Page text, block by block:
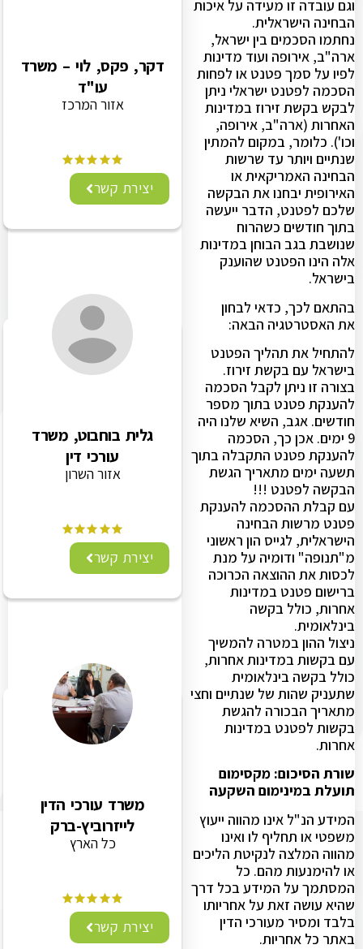
וגם עובדה זו מעידה על איכות
הבחינה הישראלית.
נחתמו הסכמים בין ישראל,
ארה"ב, אירופה ועוד מדינות
לפיו על סמך פטנט או לפחות
הסכמה לפטנט ישראלי ניתן
לבקש בקשת זירוז במדינות
האחרות (ארה"ב, אירופה,
וכו'). כלומר, במקום להמתין
שנתיים ויותר עד שרשות
הבחינה האמריקאית או
האירופית יבחנו את הבקשה
שלכם לפטנט, הדבר ייעשה
בתוך חודשים כשהרוח
שנושבת בגב הבוחן במדינות
אלה הינו הפטנט שהוענק
בישראל.
בהתאם לכך, כדאי לבחון
את האסטרטגיה הבאה:
להתחיל את תהליך הפטנט
בישראל עם בקשת זירוז.
בצורה זו ניתן לקבל הסכמה
להענקת פטנט בתוך מספר
חודשים. אגב, השיא שלנו היה
9 ימים. אכן כך, הסכמה
להענקת פטנט התקבלה בתוך
תשעה ימים מתאריך הגשת
הבקשה לפטנט !!!
עם קבלת ההסכמה להענקת
פטנט מרשות הבחינה
הישראלית, לגייס הון ראשוני
מ"תנופה" ודומיה על מנת
לכסות את ההוצאה הכרוכה
ברישום פטנט במדינות
אחרות, כולל בקשה
בינלאומית.
ניצול ההון במטרה להמשיך
עם בקשות במדינות אחרות,
כולל בקשה בינלאומית
שתעניק שהות של שנתיים וחצי
מתאריך הבכורה להגשת
בקשות לפטנט במדינות
אחרות.
שורת הסיכום: מקסימום
תועלת במינימום השקעה
המידע הנ"ל אינו מהווה ייעוץ
משפטי או תחליף לו ואינו
מהווה המלצה לנקיטת הליכים
או להימנעות מהם. כל
המסתמך על המידע בכל דרך
שהיא עושה זאת על אחריותו
בלבד ומסיר מעורכי הדין
באתר כל אחריות.
דקר, פקס, לוי – משרד
עו"ד
אזור המרכז
יצירת קשר
גלית בוחבוט, משרד
עורכי דין
אזור השרון
יצירת קשר
משרד עורכי הדין
לייזרוביץ-ברק
כל הארץ
יצירת קשר